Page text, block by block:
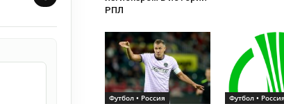
РПЛ
Футбол • Россия Футбол • Россия